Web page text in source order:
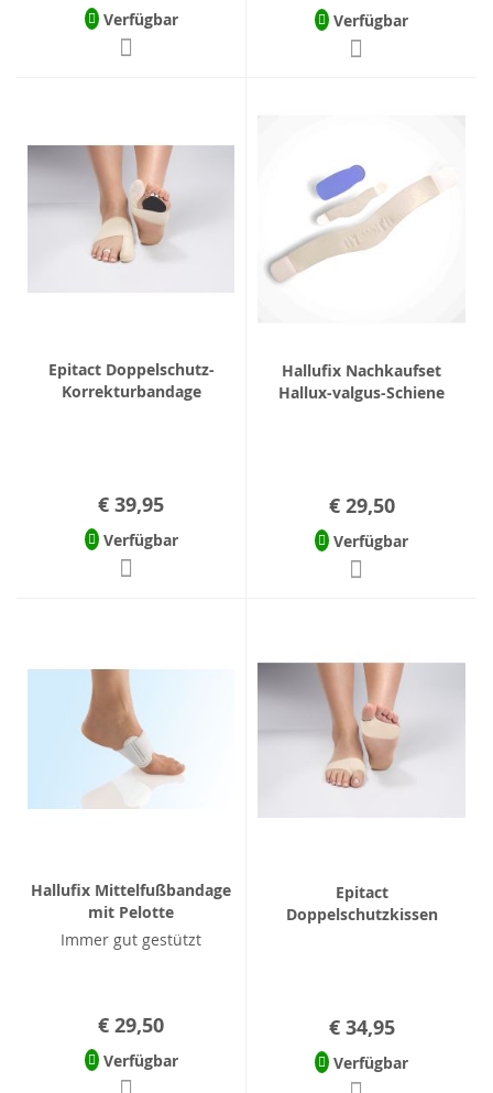
Verfügbar Verfügbar
Epitact Doppelschutz-
Korrekturbandage
€ 39,95
Verfügbar
Hallufix Nachkaufset
Hallux-valgus-Schiene
€ 29,50
Verfügbar
Hallufix Mittelfußbandage
mit Pelotte
Immer gut gestützt
€ 29,50
Verfügbar
Epitact
Doppelschutzkissen
€ 34,95
Verfügbar